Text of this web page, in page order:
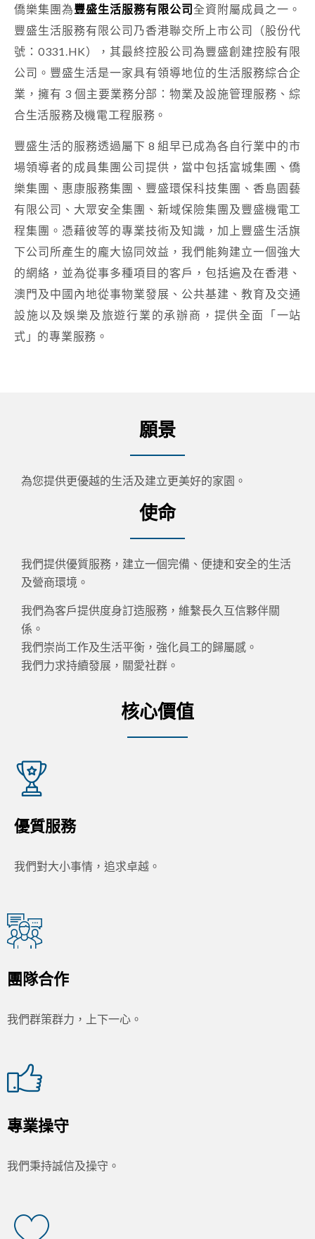
僑樂集團為豐盛生活服務有限公司全資附屬成員之一。
豐盛生活服務有限公司乃香港聯交所上市公司（股份代
號：0331.HK），其最終控股公司為豐盛創建控股有限
公司。豐盛生活是一家具有領導地位的生活服務綜合企
業，擁有 3 個主要業務分部：物業及設施管理服務、綜
合生活服務及機電工程服務。
豐盛生活的服務透過屬下 8 組早已成為各自行業中的市
場領導者的成員集團公司提供，當中包括富城集圑、僑
樂集團、惠康服務集團、豐盛環保科技集團、香島園藝
有限公司、大眾安全集團、新域保險集團及豐盛機電工
程集團。憑藉彼等的專業技術及知識，加上豐盛生活旗
下公司所產生的龐大協同效益，我們能夠建立一個強大
的網絡，並為從事多種項目的客戶，包括遍及在香港、
澳門及中國內地從事物業發展、公共基建、教育及交通
設施以及娛樂及旅遊行業的承辦商，提供全面「一站
式」的專業服務。
願景
為您提供更優越的生活及建立更美好的家園。
使命
我們提供優質服務，建立一個完備、便捷和安全的生活
及營商環境。
我們為客戶提供度身訂造服務，維繫長久互信夥伴關
係。
我們崇尚工作及生活平衡，強化員工的歸屬感。
我們力求持續發展，關愛社群。
核心價值
優質服務
我們對大小事情，追求卓越。
團隊合作
我們群策群力，上下一心。
專業操守
我們秉持誠信及操守。